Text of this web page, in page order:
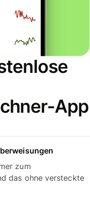
App
zum
das ohne versteckte